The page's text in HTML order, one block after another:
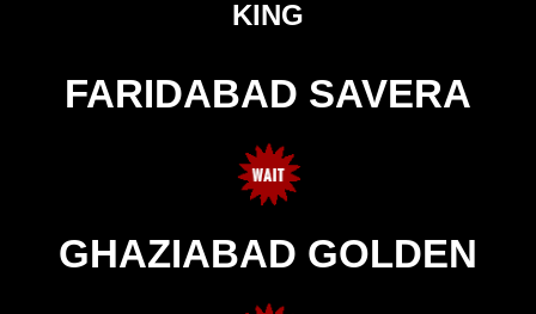
KING
FARIDABAD SAVERA
GHAZIABAD GOLDEN